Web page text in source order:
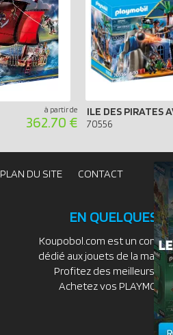
à partir de
362.70 € 70556
PLAN DU SITE CONTACT
EN QUELQUES
Koupobol.com est un
dédié aux jouets de la
Profitez des meilleurs
Achetez vos